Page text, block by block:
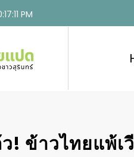
PM
! ข้าวไทยแพ้เ